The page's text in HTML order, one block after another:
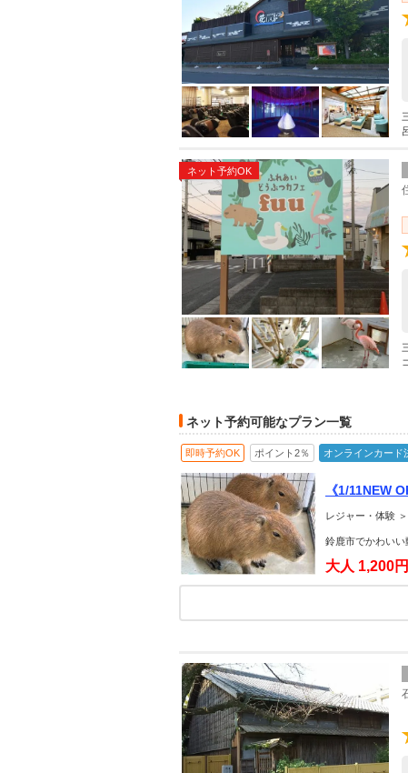
ネット予約OK
ネット予約可能なプラン一覧
即時予約OK ポイント2％ オンラインカード
《1/11NEW
レジャー・体験
鈴鹿市でかわい
大人 1,200